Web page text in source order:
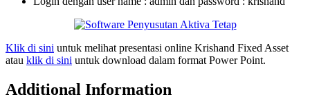
Klik di sini untuk melihat presentasi online Krishand Fixed Asset
atau klik di sini untuk download dalam format Power Point.
Additional Information